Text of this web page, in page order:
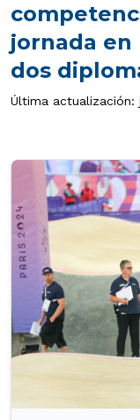
jornada en
dos
Última actualización: